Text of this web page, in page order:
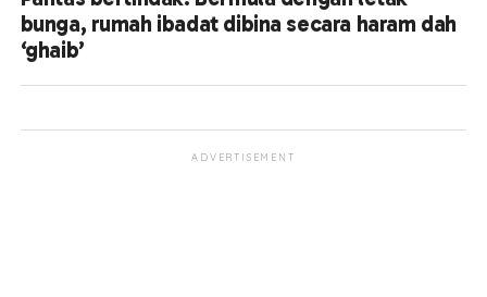
bunga, rumah ibadat dibina secara haram dah
‘ghaib’
ADVERTISEMENT